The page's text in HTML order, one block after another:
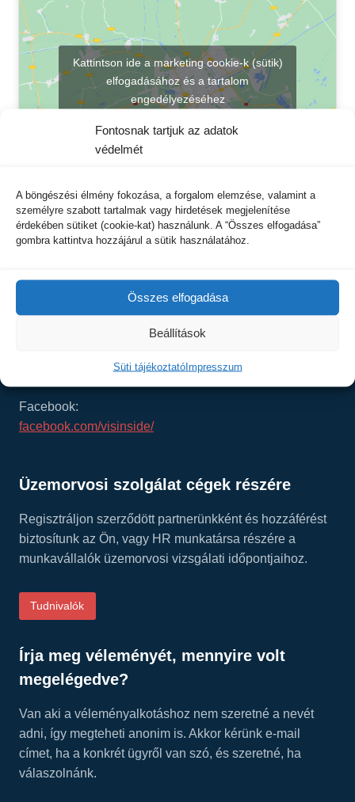
Fontosnak tartjuk az adatok
védelmét
A böngészési élmény fokozása, a forgalom elemzése, valamint a
személyre szabott tartalmak vagy hirdetések megjelenítése
érdekében sütiket (cookie-kat) használunk. A “Összes elfogadása”
gombra kattintva hozzájárul a sütik használatához.
Összes elfogadása
Beállítások
Süti tájékoztatóImpresszum
Kattintson ide a marketing cookie-k (sütik)
elfogadásához és a tartalom
engedélyezéséhez
Kapcsolat
VISVIS Kft
8200 Veszprém, Damjanich u. 1. C. ép.
info@visvis.hu
Facebook:
facebook.com/visinside/
Üzemorvosi szolgálat cégek részére
Regisztráljon szerződött partnerünkként és hozzáférést
biztosítunk az Ön, vagy HR munkatársa részére a
munkavállalók üzemorvosi vizsgálati időpontjaihoz.
Tudnivalók
Írja meg véleményét, mennyire volt
megelégedve?
Van aki a véleményalkotáshoz nem szeretné a nevét
adni, így megteheti anonim is. Akkor kérünk e-mail
címet, ha a konkrét ügyről van szó, és szeretné, ha
válaszolnánk.